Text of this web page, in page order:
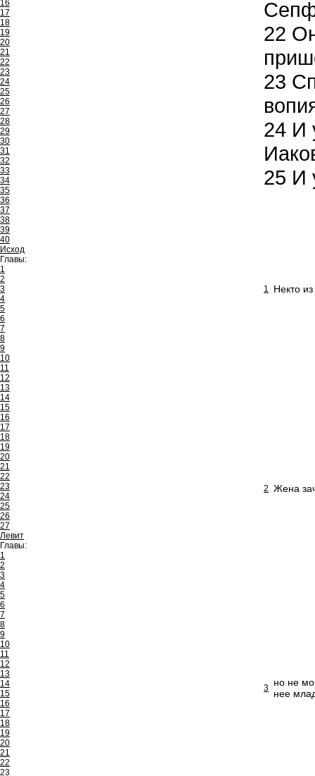
16
17
18
19
20
21
22
23
24
25
26
27
28
29
30
31
32
33
34
35
36
37
38
39
40
Исход
Главы:
1
2
3
4
5
6
7
8
9
10
11
12
13
14
15
16
17
18
19
20
21
22
23
24
25
26
27
Левит
Главы:
1
2
3
4
5
6
7
8
9
10
11
12
13
14
15
16
17
18
19
20
21
22
23
22
23
24 И
25 И
1 Некто
2 Жена
3 но не
нее